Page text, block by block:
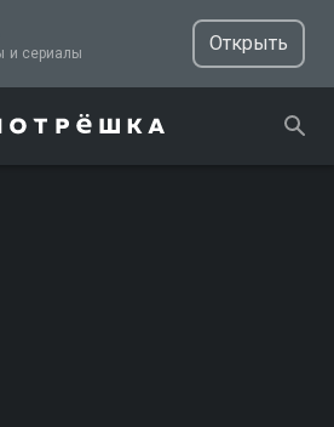
ТВ, фильмы и сериалы
Открыть